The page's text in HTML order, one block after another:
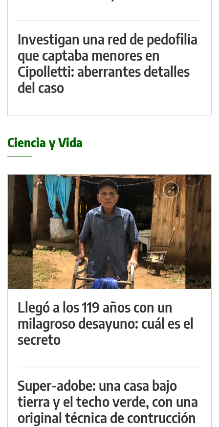
Investigan una red de pedofilia
que captaba menores en
Cipolletti: aberrantes detalles
del caso
Ciencia y Vida
Llegó a los 119 años con un
milagroso desayuno: cuál es el
secreto
Super-adobe: una casa bajo
tierra y el techo verde, con una
original técnica de contrucción